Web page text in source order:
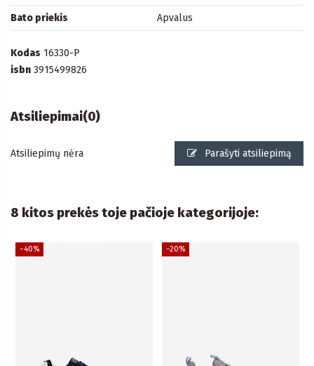
Bato priekis Apvalus
Kodas 16330-P
isbn 3915499826
Atsiliepimai(0)
Atsiliepimų nėra Parašyti atsiliepimą
8 kitos prekės toje pačioje kategorijoje:
−40% −20%